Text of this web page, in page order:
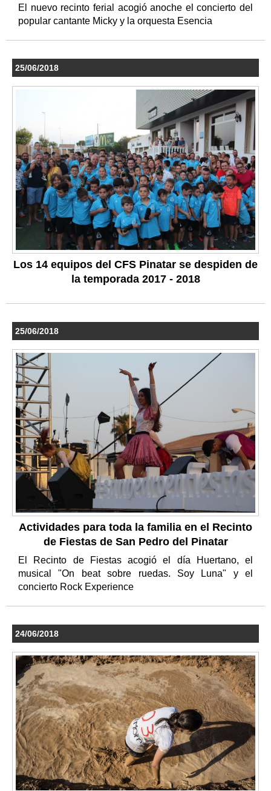
El nuevo recinto ferial acogió anoche el concierto del
popular cantante Micky y la orquesta Esencia
25/06/2018
Los 14 equipos del CFS Pinatar se despiden de
la temporada 2017 - 2018
25/06/2018
Actividades para toda la familia en el Recinto
de Fiestas de San Pedro del Pinatar
El Recinto de Fiestas acogió el día Huertano, el
musical "On beat sobre ruedas. Soy Luna" y el
concierto Rock Experience
24/06/2018